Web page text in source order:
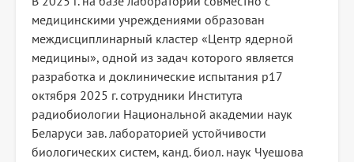
медицинскими учреждениями образован
междисциплинарный кластер «Центр ядерной
медицины», одной из задач которого является
разработка и доклинические испытания р17
октября 2025 г. сотрудники Института
радиобиологии Национальной академии наук
Беларуси зав. лабораторией устойчивости
биологических систем, канд. биол. наук Чуешова